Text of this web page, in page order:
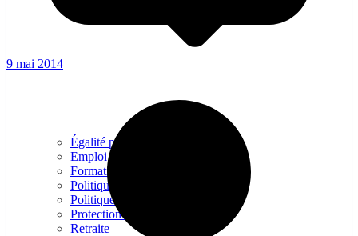
Égalité professionelle
Emploi – Conditions de travail
Formation professionnelles
Politique d’entreprise
Politique Industrielle
Protection sociale – Prévoyance
Retraite
9 mai 2014